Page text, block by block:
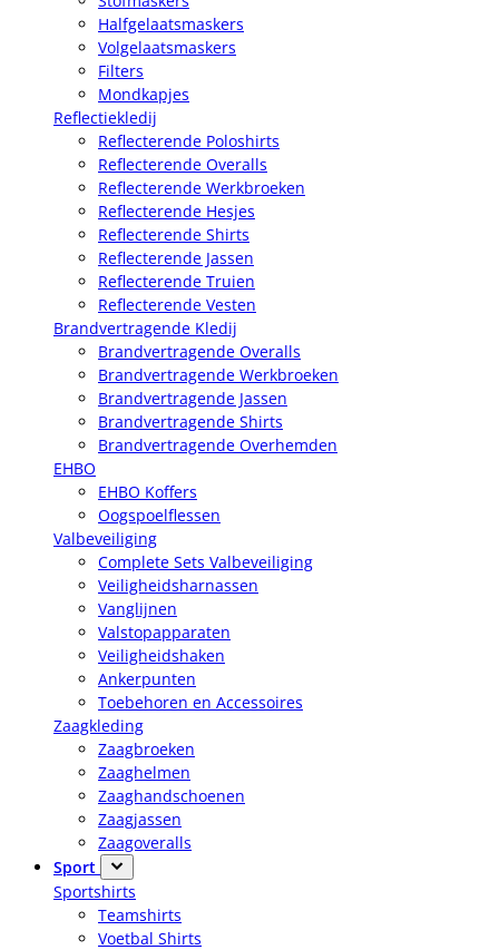
Halfgelaatsmaskers
Volgelaatsmaskers
Filters
Mondkapjes
Reflectiekledij
Reflecterende Poloshirts
Reflecterende Overalls
Reflecterende Werkbroeken
Reflecterende Hesjes
Reflecterende Shirts
Reflecterende Jassen
Reflecterende Truien
Reflecterende Vesten
Brandvertragende Kledij
Brandvertragende Overalls
Brandvertragende Werkbroeken
Brandvertragende Jassen
Brandvertragende Shirts
Brandvertragende Overhemden
EHBO
EHBO Koffers
Oogspoelflessen
Valbeveiliging
Complete Sets Valbeveiliging
Veiligheidsharnassen
Vanglijnen
Valstopapparaten
Veiligheidshaken
Ankerpunten
Toebehoren en Accessoires
Zaagkleding
Zaagbroeken
Zaaghelmen
Zaaghandschoenen
Zaagjassen
Zaagoveralls
Sport
Sportshirts
Teamshirts
Voetbal Shirts